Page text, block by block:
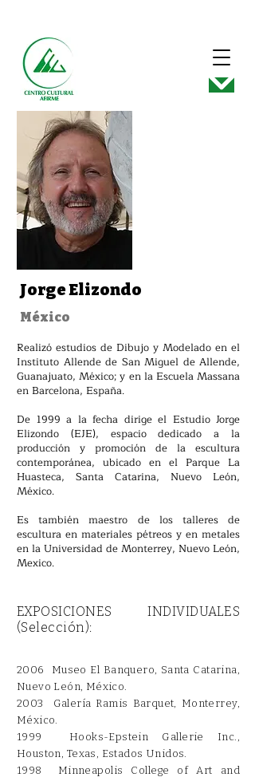
Jorge Elizondo
México
Realizó estudios de Dibujo y Modelado en el
Instituto Allende de San Miguel de Allende,
Guanajuato,México; y en la Escuela Massana
en Barcelona, España.​
De 1999 a la fecha dirige el Estudio Jorge
Elizondo (EJE), espacio dedicado a la
producción y promoción de la escultura
contemporánea, ubicado en el Parque La
Huasteca, Santa Catarina, Nuevo León,
México.
Es también maestro de los talleres de
escultura en materiales pétreos y en metales
en la Universidad de Monterrey, Nuevo León,
Mexico.
EXPOSICIONES INDIVIDUALES
(Selección):
2006 Museo El Banquero, Santa Catarina,
Nuevo León, México.
2003 Galería Ramis Barquet, Monterrey,
México.
1999 Hooks-Epstein Gallerie Inc.,
Houston, Texas, Estados Unidos.
1998 Minneapolis College of Art and